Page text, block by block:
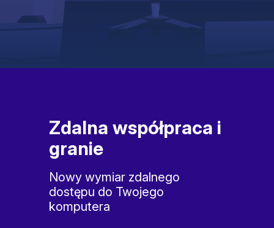
Zdalna współpraca i
granie
Nowy wymiar zdalnego
dostępu do Twojego
komputera